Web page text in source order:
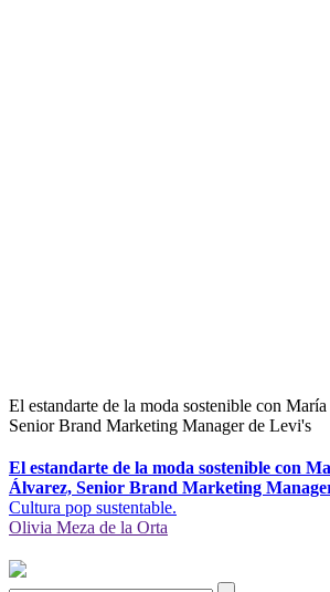
El estandarte de la moda sostenible con
Senior Brand Marketing Manager de Levi's
El estandarte de la moda sostenible con
Álvarez, Senior Brand Marketing
Cultura pop sustentable.
Olivia Meza de la Orta